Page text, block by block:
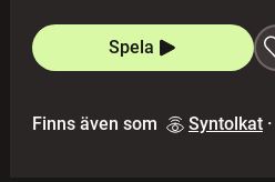
Spela
Finns även som Syntolkat ·